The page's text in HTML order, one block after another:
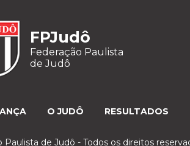
FPJudô
Federação Paulista
de Judô
O JUDÔ RESULTADOS
de Judô - Todos os direitos